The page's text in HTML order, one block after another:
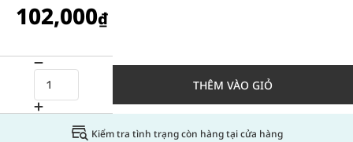
102,000₫
THÊM VÀO GIỎ
Kiểm tra tình trạng còn hàng tại cửa hàng